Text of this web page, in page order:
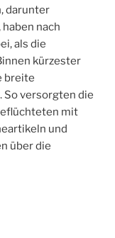
darunter
nach
als die
kürzester
breite
versorgten die
mit
und
über die